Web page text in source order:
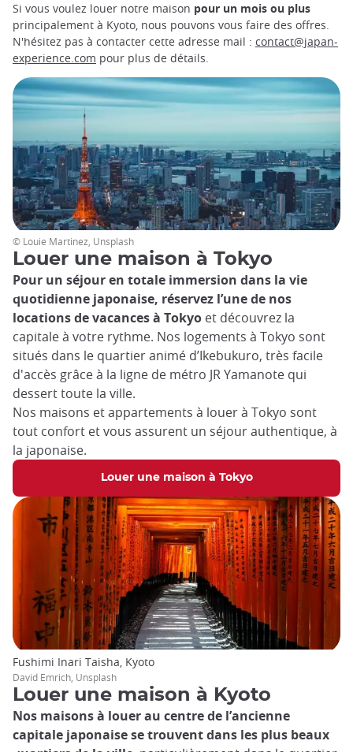
Si vous voulez louer notre maison pour un mois ou plus
principalement à Kyoto, nous pouvons vous faire des offres.
N'hésitez pas à contacter cette adresse mail : contact@japan-
experience.com pour plus de détails.
Louer une maison à Tokyo
Pour un séjour en totale immersion dans la vie
quotidienne japonaise, réservez l’une de nos
locations de vacances à Tokyo et découvrez la
capitale à votre rythme. Nos logements à Tokyo sont
situés dans le quartier animé d’Ikebukuro, très facile
d'accès grâce à la ligne de métro JR Yamanote qui
dessert toute la ville.
Nos maisons et appartements à louer à Tokyo sont
tout confort et vous assurent un séjour authentique, à
la japonaise.
Louer une maison à Tokyo
© Louie Martinez, Unsplash
Louer une maison à Kyoto
Nos maisons à louer au centre de l’ancienne
capitale japonaisese trouvent dans les plus beaux
Fushimi Inari Taisha, Kyoto
David Emrich, Unsplash